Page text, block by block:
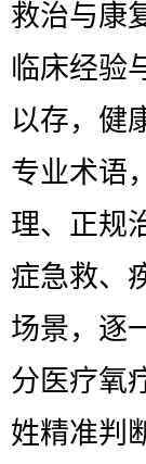
救治与康
临床经验
以存，健
专业术语
理、正规
症急救、
场景，逐
分医疗氧
姓精准判